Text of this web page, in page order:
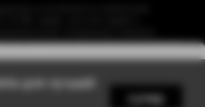
Instagram принадлежит компании
и запрещенной в РФ.
для лучшей
супер